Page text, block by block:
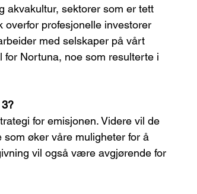
akvakultur, sektorer som er tett
overfor profesjonelle investorer
med selskaper på vårt
Nortuna, noe som resulterte i
for emisjonen. Videre vil de
øker våre muligheter for å
vil også være avgjørende for